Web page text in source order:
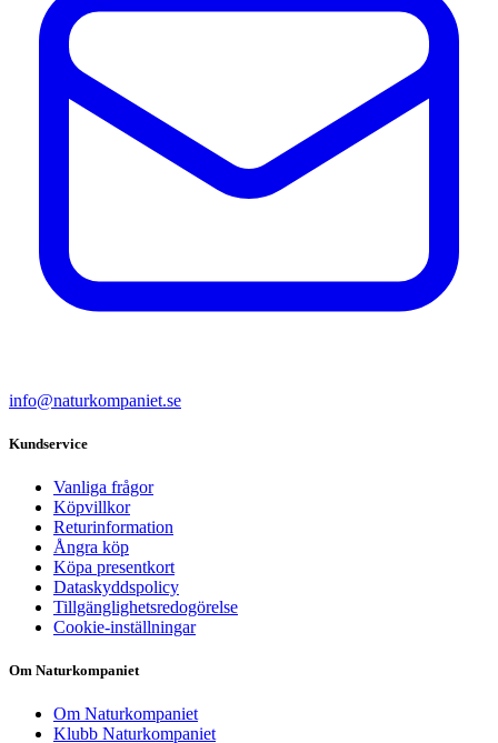
info@naturkompaniet.se
Kundservice
Vanliga frågor
Köpvillkor
Returinformation
Ångra köp
Köpa presentkort
Dataskyddspolicy
Tillgänglighetsredogörelse
Cookie-inställningar
Om Naturkompaniet
Om Naturkompaniet
Klubb Naturkompaniet